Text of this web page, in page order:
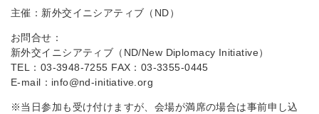
主催：新外交イニシアティブ（ND）
お問合せ：
新外交イニシアティブ（ND/New Diplomacy Initiative）
TEL：03-3948-7255 FAX：03-3355-0445
E-mail：info@nd-initiative.org
※当日参加も受け付けますが、会場が満席の場合は事前申し込